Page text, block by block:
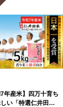
7年産米】四万十育ち
い「特選仁井田